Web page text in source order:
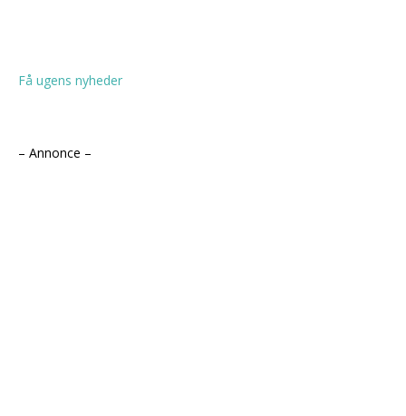
Få ugens nyheder
– Annonce –